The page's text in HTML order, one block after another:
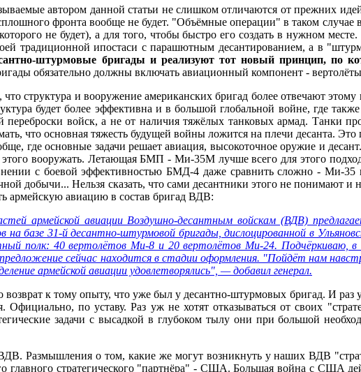
автором данной статьи не слишком отличаются от прежних
фронта вообще не будет. "Объёмные операции" в таком
не будет), а для того, чтобы быстро его создать в нужном
традиционной ипостаси с парашютным десантированием, а в
штурмовые бригады и реализуют тот новый принцип, по
обязательно должны включать авиационный компонент -
структура и вооружение американских бригад более отвечают
будет более эффективна и в большой глобальной войне, где
переброски войск, а не от наличия тяжёлых танковых армад. Танки
что основная тяжесть будущей войны ложится на плечи десанта.
где основные задачи решает авиация, высокоточное оружие и
этого вооружать. Летающая БМП - Ми-35М лучше всего для этого
с боевой эффективностью БМД-4 даже сравнить сложно - Ми-35
добычи... Нельзя сказать, что сами десантники этого не
армейскую авиацию в состав бригад ВДВ:
армейской авиации Воздушно-десантным войскам (ВДВ)
на базе 31-й десантно-штурмовой бригады, дислоцированной в
полк: 40 вертолётов Ми-8 и 20 вертолётов Ми-24. Подчёркиваю, в
сейчас находится в стадии оформления. "Пойдёт нам
армейской авиации удовлетворялись", — добавил генерал.
к тому опыту, что уже был у десантно-штурмовых бригад. И
Официально, по уставу. Раз уж не хотят отказываться от своих
задачи с высадкой в глубоком тылу они при большой
ВДВ. Размышления о том, какие же могут возникнуть у наших ВДВ
главного стратегического "партнёра" - США. Большая война с США